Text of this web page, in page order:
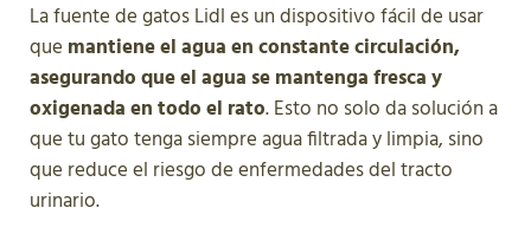
La fuente de gatos Lidl es un dispositivo fácil de usar
que mantiene el agua en constante circulación,
asegurando que el agua se mantenga fresca y
oxigenada en todo el rato. Esto no solo da solución a
que tu gato tenga siempre agua filtrada y limpia, sino
que reduce el riesgo de enfermedades del tracto
urinario.